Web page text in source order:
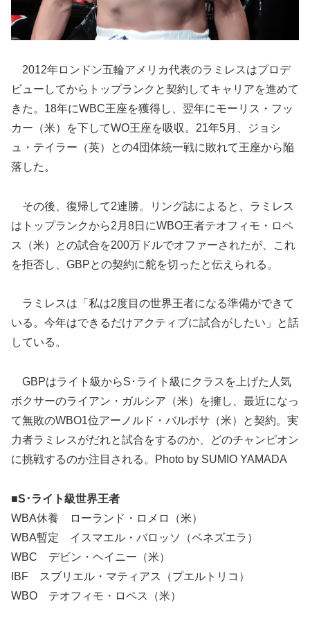
2012年ロンドン五輪アメリカ代表のラミレスはプロデ
ビューしてからトップランクと契約してキャリアを進めて
きた。18年にWBC王座を獲得し、翌年にモーリス・フッ
カー（米）を下してWO王座を吸収。21年5月、ジョシ
ュ・テイラー（英）との4団体統一戦に敗れて王座から陥
落した。
その後、復帰して2連勝。リング誌によると、ラミレス
はトップランクから2月8日にWBO王者テオフィモ・ロペ
ス（米）との試合を200万ドルでオファーされたが、これ
を拒否し、GBPとの契約に舵を切ったと伝えられる。
ラミレスは「私は2度目の世界王者になる準備ができて
いる。今年はできるだけアクティブに試合がしたい」と話
している。
GBPはライト級からS･ライト級にクラスを上げた人気
ボクサーのライアン・ガルシア（米）を擁し、最近になっ
て無敗のWBO1位アーノルド・バルボサ（米）と契約。実
力者ラミレスがだれと試合をするのか、どのチャンピオン
に挑戦するのか注目される。Photo by SUMIO YAMADA
■S･ライト級世界王者
WBA休養 ローランド・ロメロ（米）
WBA暫定 イスマエル・バロッソ（ベネズエラ）
WBC デビン・ヘイニー（米）
IBF スブリエル・マティアス（プエルトリコ）
WBO テオフィモ・ロペス（米）